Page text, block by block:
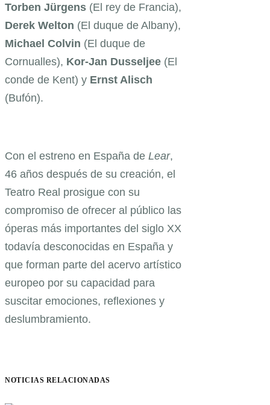
Torben Jürgens (El rey de Francia),
Derek Welton (El duque de Albany),
Michael Colvin (El duque de
Cornualles), Kor-Jan Dusseljee (El
conde de Kent) y Ernst Alisch
(Bufón).
Con el estreno en España de Lear,
46 años después de su creación, el
Teatro Real prosigue con su
compromiso de ofrecer al público las
óperas más importantes del siglo XX
todavía desconocidas en España y
que forman parte del acervo artístico
europeo por su capacidad para
suscitar emociones, reflexiones y
deslumbramiento.
NOTICIAS RELACIONADAS